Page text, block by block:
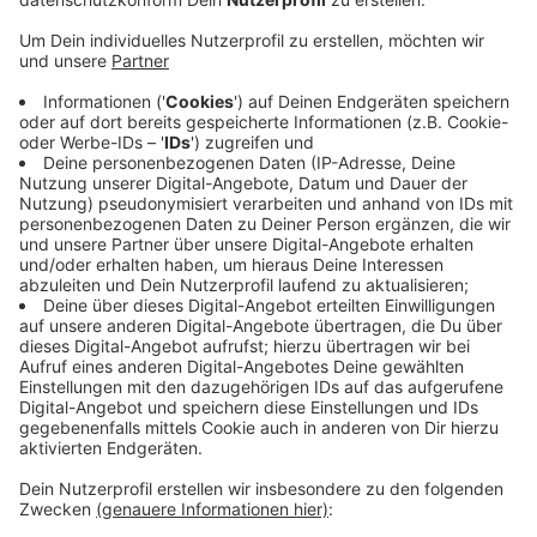
Anlass ist das jecke 111. Jubiläum der
Karnevalsgesellschaft in diesem Jahr. Die Roten
Funken wollen mit den Bäumen nach eigener Aussage
Freude bringen und einen Beitrag zu einer
lebenswerten Zukunft leisten. Geplant sind unter
anderem Apfel, Birnen, Pflaumen- und Kirschbäume, die
im Sommer erste Früchte tragen. Wenn alle Bäume
gepflanzt sind, soll der Weg „Funkenallee“ heißen und
Bürger von den Früchten naschen können.
Anzeige